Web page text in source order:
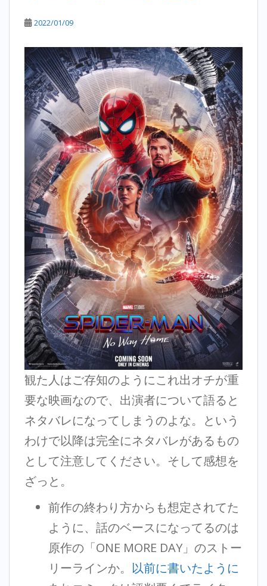
2022/01/09
観た人はご存知のようにこれ出オチが重
要な映画なので、出演者について語ると
ネタバレになってしまうのよな。という
わけで以降は完全にネタバレがあるもの
として注意してください。そして感想を
ざっと。
前作の終わり方からも想定されてた
ように、話のベースになってるのは
原作の「ONE MORE DAY」のストー
リーラインか。 以前に書いたように